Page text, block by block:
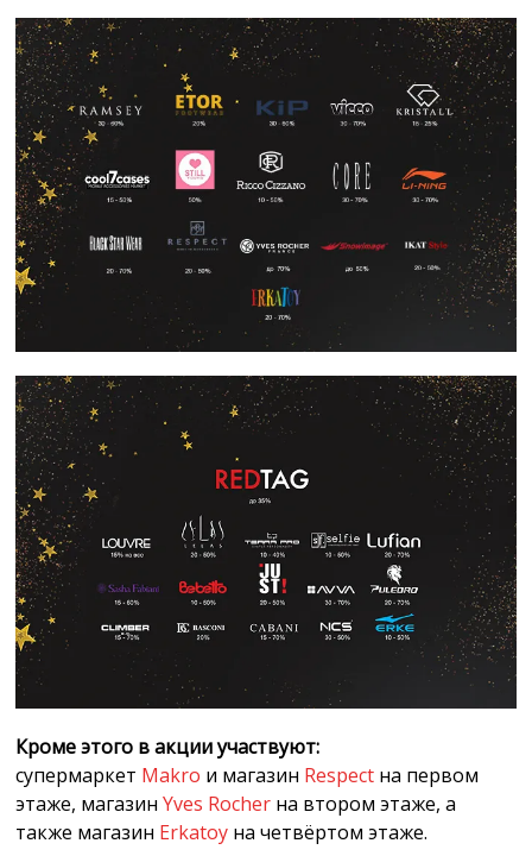
Кроме этого в акции участвуют:
супермаркет Makro и магазин Respect на первом
этаже, магазинYves Rocher на втором этаже, а
также магазин Erkatoy на четвёртом этаже.